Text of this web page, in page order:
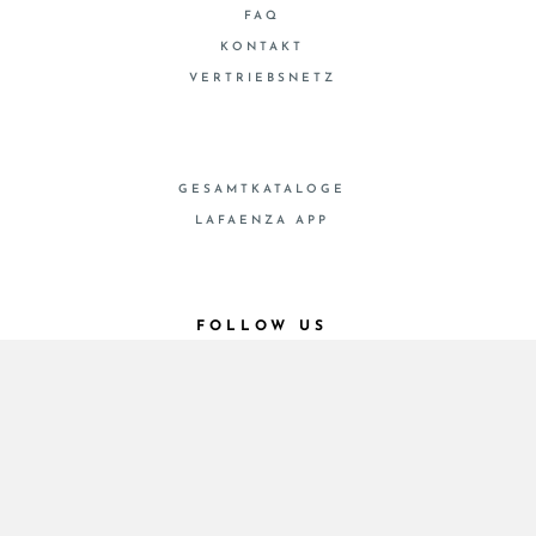
FAQ
KONTAKT
VERTRIEBSNETZ
GESAMTKATALOGE
LAFAENZA APP
FOLLOW US